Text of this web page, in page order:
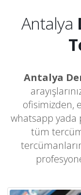
Antalya
Antalya
ofisimizden,
whatsapp yada
tüm